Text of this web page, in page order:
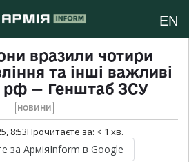
EN
вразили чотири
та інші важливі
рф — Генштаб ЗСУ
НОВИНИ
8:53Прочитаєте за: < 1 хв.
за АрміяInform в Google